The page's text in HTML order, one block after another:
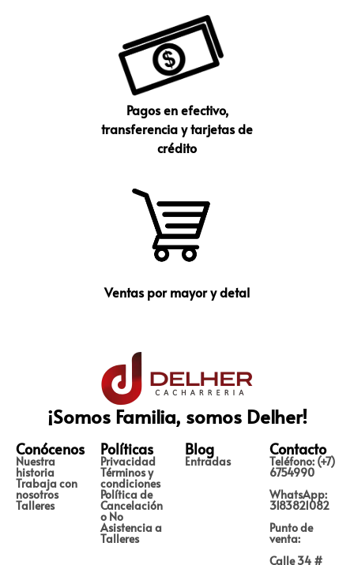
Pagos en efectivo,
transferencia y tarjetas de
crédito
Ventas por mayor y detal
¡Somos Familia, somos Delher!
Conócenos
Nuestra
historia
Trabaja con
nosotros
Talleres
Políticas
Privacidad
Términos y
condiciones
Política de
Cancelación
o No
Asistencia a
Talleres
Blog
Entradas
Contacto
Teléfono: (+7)
6754990
WhatsApp:
3183821082
Punto de
venta:
Calle 34 #